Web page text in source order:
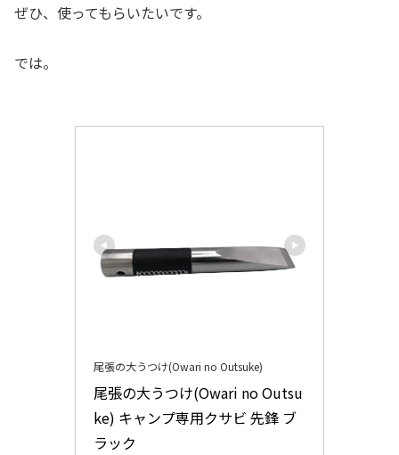
ぜひ、使ってもらいたいです。
では。
尾張の大うつけ(Owari no Outsuke)
尾張の大うつけ(Owari no Outsu
ke) キャンプ専用クサビ 先鋒 ブ
ラック